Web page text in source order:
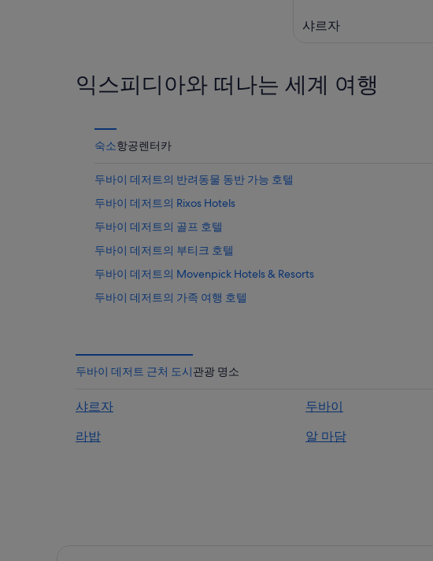
16
샤르자
익스피디아와 떠나는 세계 여행
숙소항공렌터카
두바이 데저트의 반려동물 동반 가능 호텔
두바이 데저트의 Rixos Hotels
두바이 데저트의 골프 호텔
두바이 데저트의 부티크 호텔
두바이 데저트의 Movenpick Hotels & Resorts
두바이 데저트의 가족 여행 호텔
두바이 데저트의 온수 욕조가 있는 호텔
두바이 데저트 근처 도시관광 명소
샤르자 두바이
라밥
알 마담